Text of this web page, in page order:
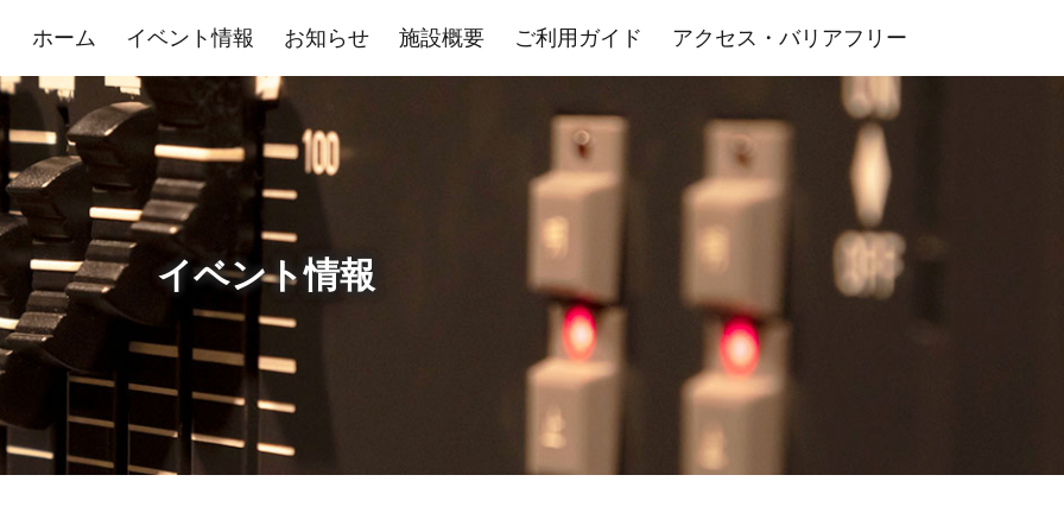
ホーム イベント情報 お知らせ 施設概要
展示室 控室・その他
ご利用ガイド アクセス・バリアフリー
イベント情報